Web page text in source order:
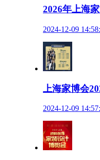
2026年上海
2024-12-09
上海家博会
2024-12-09